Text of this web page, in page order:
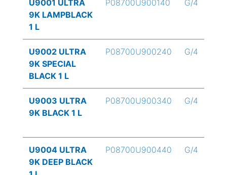
U9001 ULTRA
9K LAMPBLACK
1 L
P08700U900140 G/4
U9002 ULTRA
9K SPECIAL
BLACK 1 L
P08700U900240 G/4
U9003 ULTRA
9K BLACK 1 L
P08700U900340 G/4
U9004 ULTRA
9K DEEP BLACK
P08700U900440 G/4